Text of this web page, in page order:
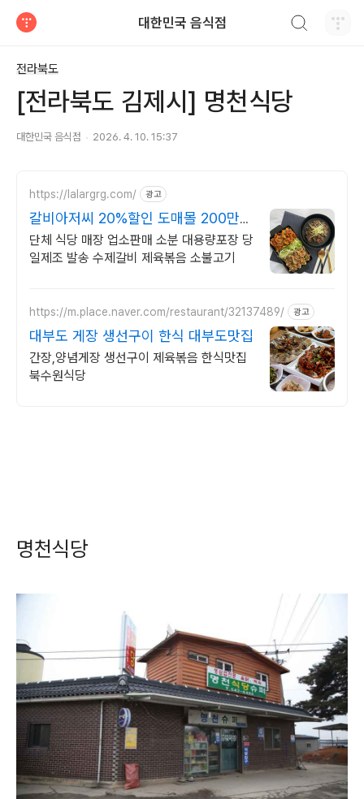
대한민국 음식점
전라북도
[전라북도 김제시] 명천식당
대한민국 음식점 2026. 4. 10. 15:37
https://lalargrg.com/ 광고
갈비아저씨 20%할인 도매몰 200만팩
이상 팔린 양념목살
단체 식당 매장 업소판매 소분 대용량포장 당
일제조 발송 수제갈비 제육볶음 소불고기
https://m.place.naver.com/restaurant/32137489/ 광고
대부도 게장 생선구이 한식 대부도맛집
간장,양념게장 생선구이 제육볶음 한식맛집
북수원식당
명천식당